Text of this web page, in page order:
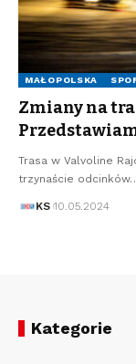
MAŁOPOLSKA
Zmiany na
Trasa w Valvoline
trzynaście
KS 10.05.2024
Kategorie